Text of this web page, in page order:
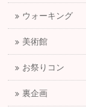
ウォーキング
美術館
お祭りコン
裏企画